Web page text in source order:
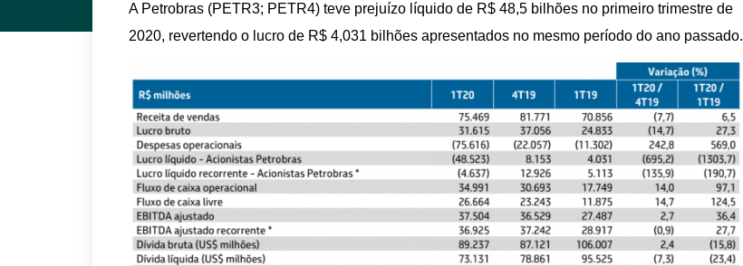
A Petrobras (PETR3; PETR4) teve prejuízo líquido de R$ 48,5 bilhões no primeiro trimestre de
2020, revertendo o lucro de R$ 4,031 bilhões apresentados no mesmo período do ano passado.